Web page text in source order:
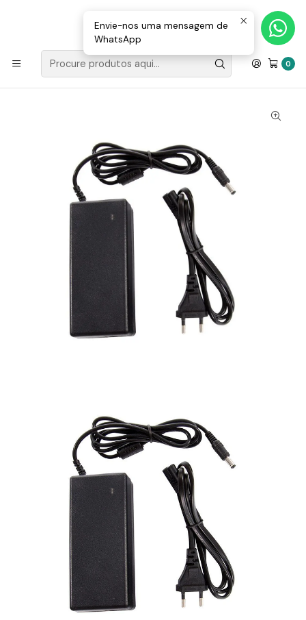
0
Loja Valongo: 220 150 143 (chamada para a rede fixa nacional) «»
E-mail: geral@movenergy.pt
Início MATERIAL ELÉTRICO
Transformador MAXLED 12V DC 72W 6A IP20
Envie-nos uma mensagem de
WhatsApp